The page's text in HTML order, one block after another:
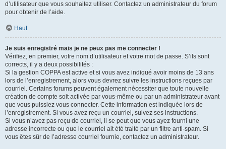
d’utilisateur que vous souhaitez utiliser. Contactez un administrateur du forum
pour obtenir de l’aide.
Haut
Je suis enregistré mais je ne peux pas me connecter !
Vérifiez, en premier, votre nom d’utilisateur et votre mot de passe. S’ils sont
corrects, il y a deux possibilités :
Si la gestion COPPA est active et si vous avez indiqué avoir moins de 13 ans
lors de l’enregistrement, alors vous devrez suivre les instructions reçues par
courriel. Certains forums peuvent également nécessiter que toute nouvelle
création de compte soit activée par vous-même ou par un administrateur avant
que vous puissiez vous connecter. Cette information est indiquée lors de
l’enregistrement. Si vous avez reçu un courriel, suivez ses instructions.
Si vous n’avez pas reçu de courriel, il se peut que vous ayez fourni une
adresse incorrecte ou que le courriel ait été traité par un filtre anti-spam. Si
vous êtes sûr de l’adresse courriel fournie, contactez un administrateur.